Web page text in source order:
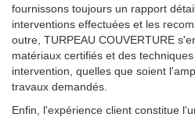
fournissons toujours un rapport
interventions effectuées et les
outre, TURPEAU COUVERTURE
matériaux certifiés et des
intervention, quelles que soient
travaux demandés.
Enfin, l'expérience client constitue